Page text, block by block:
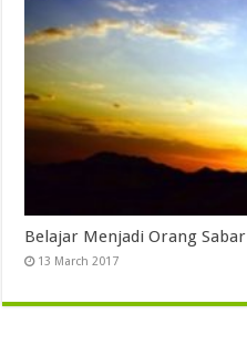
Belajar Menjadi Orang Sabar
13 March 2017